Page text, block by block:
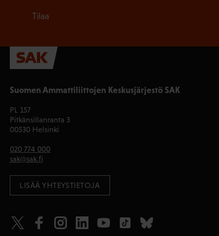
Suomen Ammattiliittojen Keskusjärjestö SAK
PL 157
Pitkänsillanranta 3
00530 Helsinki
020 774 000
sak@sak.fi
LISÄÄ YHTEYSTIETOJA
Tilaa